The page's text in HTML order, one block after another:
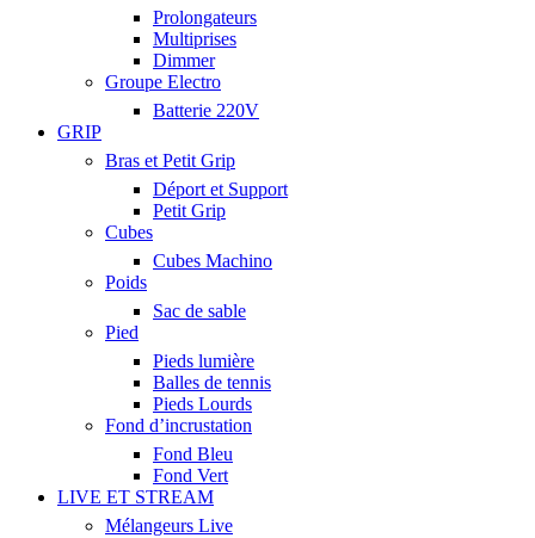
Prolongateurs
Multiprises
Dimmer
Groupe Electro
Batterie 220V
GRIP
Bras et Petit Grip
Déport et Support
Petit Grip
Cubes
Cubes Machino
Poids
Sac de sable
Pied
Pieds lumière
Balles de tennis
Pieds Lourds
Fond d’incrustation
Fond Bleu
Fond Vert
LIVE ET STREAM
Mélangeurs Live